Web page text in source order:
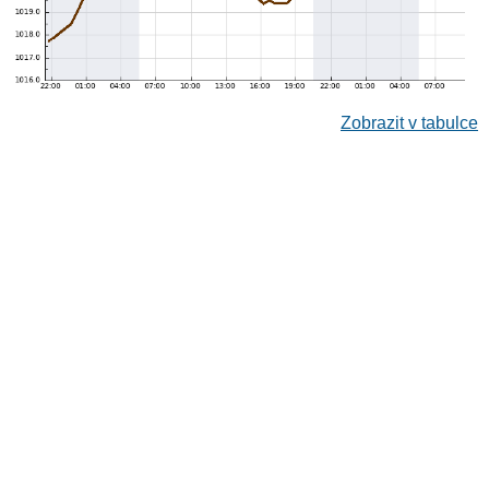
Zobrazit v tabulce